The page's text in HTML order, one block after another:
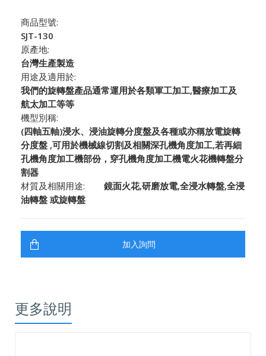
商品型號:
SJT-130
原產地:
台灣生產製造
用途及適用於:
我們的旋轉盤產品通常運用於各類軍工加工,醫療加工及
航太加工等等
機型別稱:
(四軸五軸)浸水、浸油旋轉分度盤及各種或亦稱放電旋轉
分度盤 ,可用於機械線切割及相關深孔機角度加工,若再細
孔機角度加工機部份，穿孔機角度加工機電火花機轉盤分
割器
材質及相關用途:
鏡面火花,研磨放電,全浸水轉盤,全浸
油轉盤 或旋轉盤
更多說明